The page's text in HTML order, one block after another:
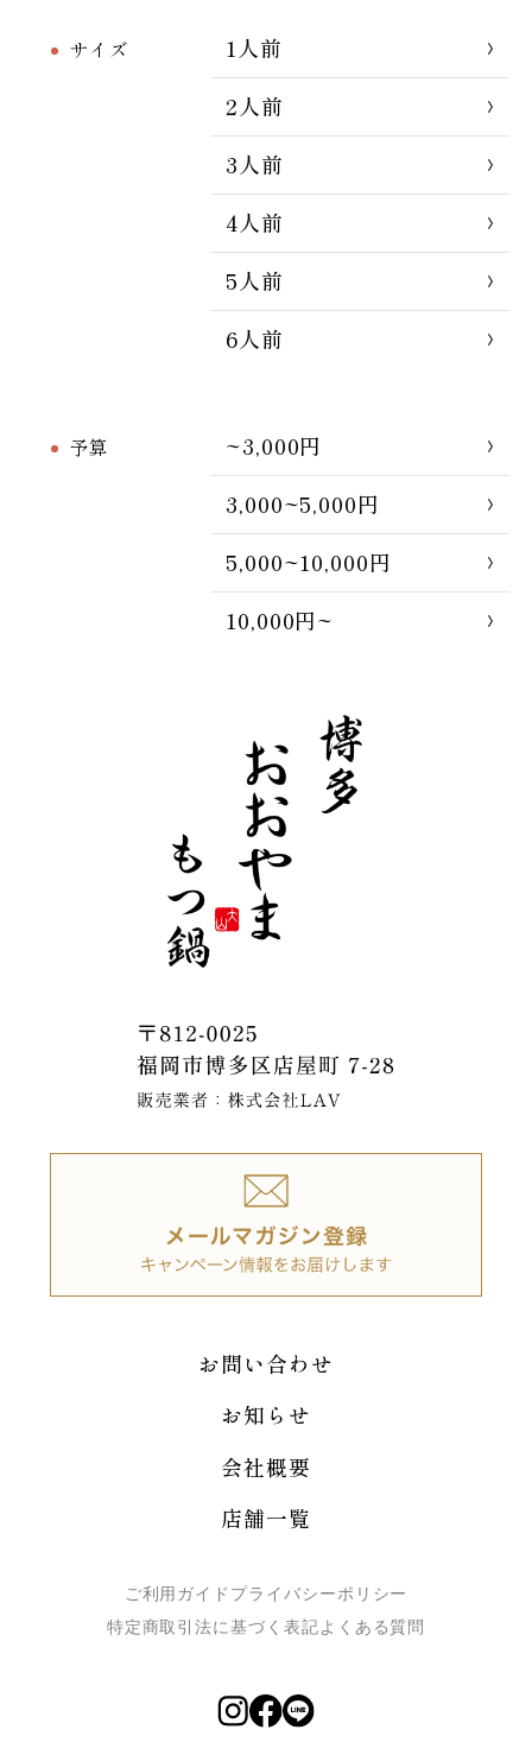
サイズ
1人前
2人前
3人前
4人前
5人前
6人前
予算
~3,000円
3,000~5,000円
5,000~10,000円
10,000円~
お問い合わせ
お知らせ
会社概要
店舗一覧
ご利用ガイド プライバシーポリシー
特定商取引法に基づく表記よくある質問